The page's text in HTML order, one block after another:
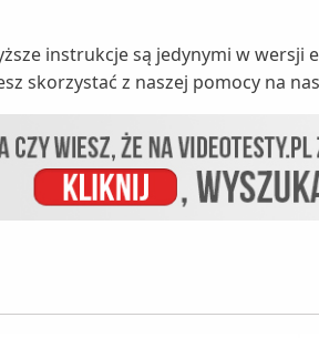
instrukcje są jedynymi w wersji
skorzystać z naszej pomocy na